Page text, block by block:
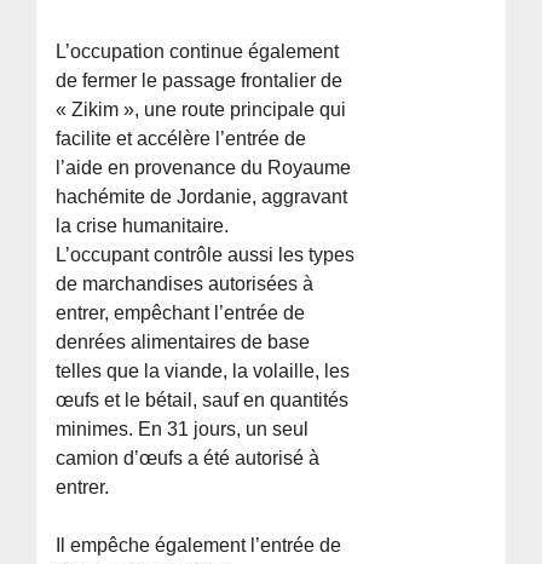
L’occupation continue également
de fermer le passage frontalier de
« Zikim », une route principale qui
facilite et accélère l’entrée de
l’aide en provenance du Royaume
hachémite de Jordanie, aggravant
la crise humanitaire.
L’occupant contrôle aussi les types
de marchandises autorisées à
entrer, empêchant l’entrée de
denrées alimentaires de base
telles que la viande, la volaille, les
œufs et le bétail, sauf en quantités
minimes. En 31 jours, un seul
camion d’œufs a été autorisé à
entrer.
Il empêche également l’entrée de